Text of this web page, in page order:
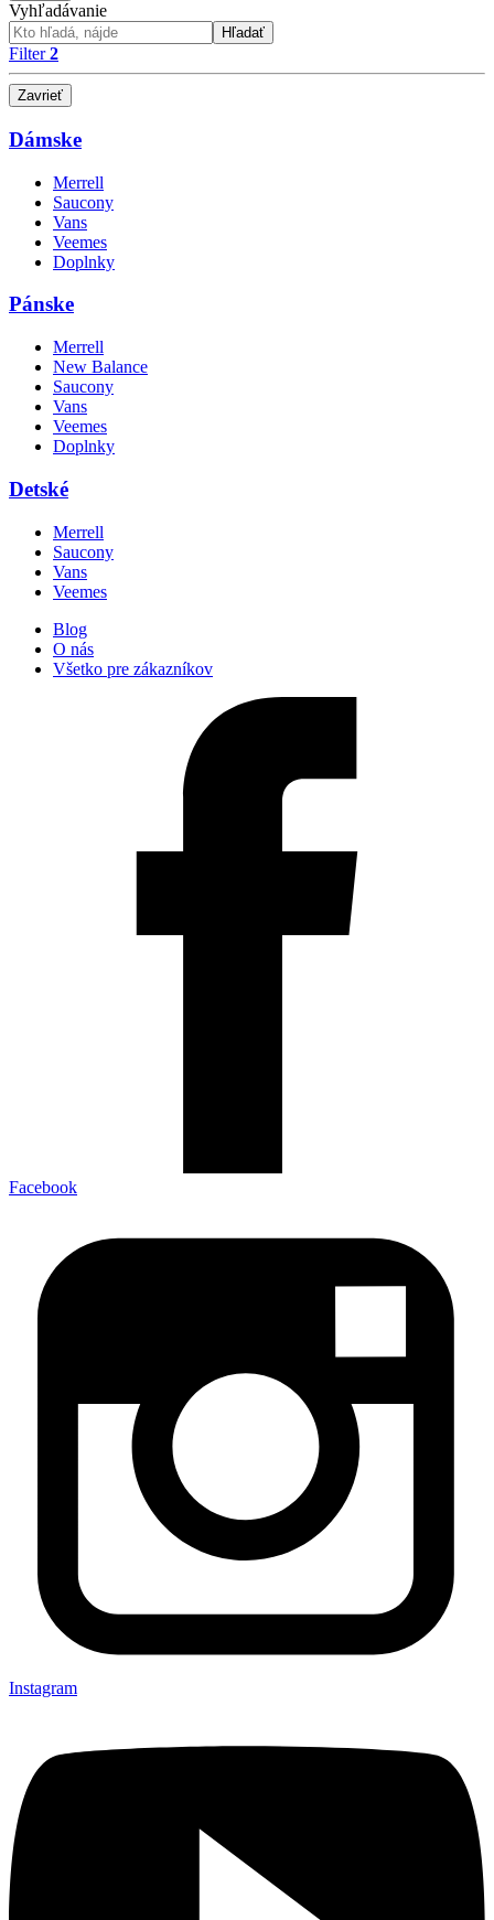
Vyhľadávanie
Hľadať
Filter2
Zavrieť
Dámske
Merrell
Saucony
Vans
Veemes
Doplnky
Pánske
Merrell
New Balance
Saucony
Vans
Veemes
Doplnky
Detské
Merrell
Saucony
Vans
Veemes
Blog
O nás
Všetko pre zákazníkov
Facebook
Instagram